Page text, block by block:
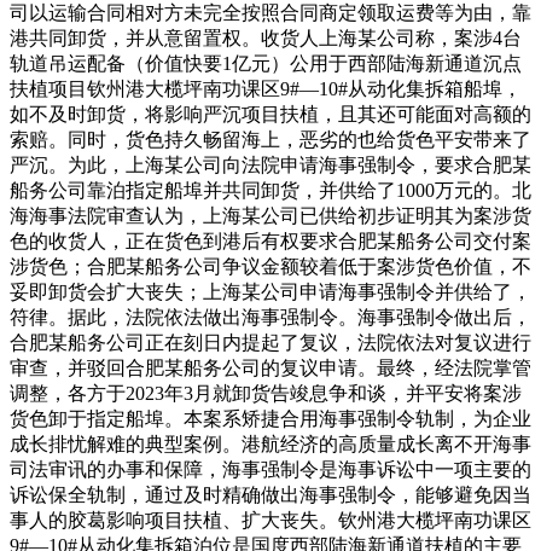
司以运输合同相对方未完全按照合同商定领取运费等为由，靠
港共同卸货，并从意留置权。收货人上海某公司称，案涉4台
轨道吊运配备（价值快要1亿元）公用于西部陆海新通道沉点
扶植项目钦州港大榄坪南功课区9#—10#从动化集拆箱船埠，
如不及时卸货，将影响严沉项目扶植，且其还可能面对高额的
索赔。同时，货色持久畅留海上，恶劣的也给货色平安带来了
严沉。为此，上海某公司向法院申请海事强制令，要求合肥某
船务公司靠泊指定船埠并共同卸货，并供给了1000万元的。北
海海事法院审查认为，上海某公司已供给初步证明其为案涉货
色的收货人，正在货色到港后有权要求合肥某船务公司交付案
涉货色；合肥某船务公司争议金额较着低于案涉货色价值，不
妥即卸货会扩大丧失；上海某公司申请海事强制令并供给了，
符律。据此，法院依法做出海事强制令。海事强制令做出后，
合肥某船务公司正在刻日内提起了复议，法院依法对复议进行
审查，并驳回合肥某船务公司的复议申请。最终，经法院掌管
调整，各方于2023年3月就卸货告竣息争和谈，并平安将案涉
货色卸于指定船埠。本案系矫捷合用海事强制令轨制，为企业
成长排忧解难的典型案例。港航经济的高质量成长离不开海事
司法审讯的办事和保障，海事强制令是海事诉讼中一项主要的
诉讼保全轨制，通过及时精确做出海事强制令，能够避免因当
事人的胶葛影响项目扶植、扩大丧失。钦州港大榄坪南功课区
9#—10#从动化集拆箱泊位是国度西部陆海新通道扶植的主要